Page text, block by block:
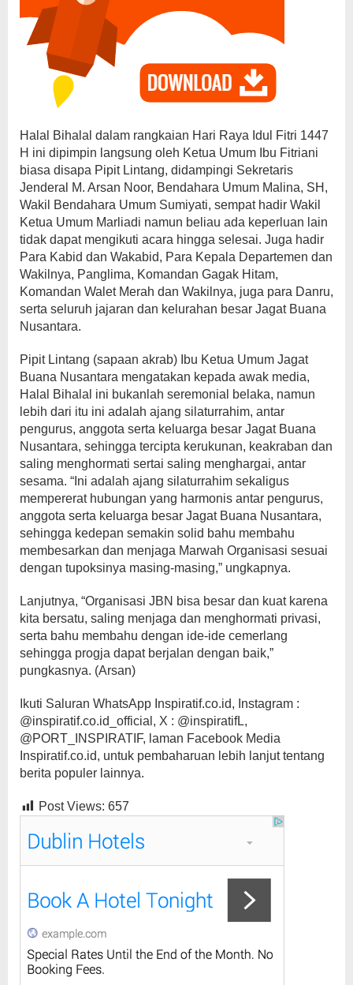
Halal Bihalal dalam rangkaian Hari Raya Idul Fitri 1447
H ini dipimpin langsung oleh Ketua Umum Ibu Fitriani
biasa disapa Pipit Lintang, didampingi Sekretaris
Jenderal M. Arsan Noor, Bendahara Umum Malina, SH,
Wakil Bendahara Umum Sumiyati, sempat hadir Wakil
Ketua Umum Marliadi namun beliau ada keperluan lain
tidak dapat mengikuti acara hingga selesai. Juga hadir
Para Kabid dan Wakabid, Para Kepala Departemen dan
Wakilnya, Panglima, Komandan Gagak Hitam,
Komandan Walet Merah dan Wakilnya, juga para Danru,
serta seluruh jajaran dan kelurahan besar Jagat Buana
Nusantara.
Pipit Lintang (sapaan akrab) Ibu Ketua Umum Jagat
Buana Nusantara mengatakan kepada awak media,
Halal Bihalal ini bukanlah seremonial belaka, namun
lebih dari itu ini adalah ajang silaturrahim, antar
pengurus, anggota serta keluarga besar Jagat Buana
Nusantara, sehingga tercipta kerukunan, keakraban dan
saling menghormati sertai saling menghargai, antar
sesama. “Ini adalah ajang silaturrahim sekaligus
mempererat hubungan yang harmonis antar pengurus,
anggota serta keluarga besar Jagat Buana Nusantara,
sehingga kedepan semakin solid bahu membahu
membesarkan dan menjaga Marwah Organisasi sesuai
dengan tupoksinya masing-masing,” ungkapnya.
Lanjutnya, “Organisasi JBN bisa besar dan kuat karena
kita bersatu, saling menjaga dan menghormati privasi,
serta bahu membahu dengan ide-ide cemerlang
sehingga progja dapat berjalan dengan baik,”
pungkasnya. (Arsan)
Ikuti Saluran WhatsApp Inspiratif.co.id, Instagram :
@inspiratif.co.id_official, X : @inspiratifL,
@PORT_INSPIRATIF, laman Facebook Media
Inspiratif.co.id, untuk pembaharuan lebih lanjut tentang
berita populer lainnya.
Post Views: 657